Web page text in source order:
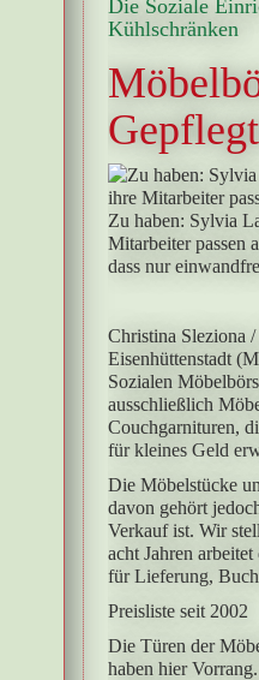
Die Soziale
Kühlschränken
Zu haben: Sylvia
Mitarbeiter passen
dass nur
Christina Sleziona /
Eisenhüttenstadt
Sozialen
ausschließlich
Couchgarnituren,
für kleines Geld
Die Möbelstücke
davon gehört
Verkauf ist. Wir
acht Jahren
für Lieferung,
Preisliste seit 2002
Die Türen der
haben hier